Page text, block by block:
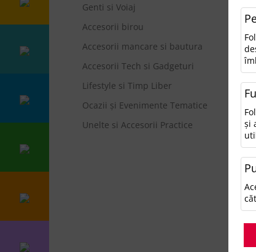
Genti si Voiaj
Accesorii birou
Accesorii mancare si bautura
Accesorii Tech si Gadgeturi
Lifestyle si Timp Liber
Ocazii și Evenimente Tematice
Unelte si Accesorii Practice
și